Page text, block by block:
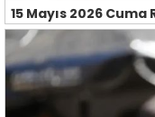
15 Mayıs 2026